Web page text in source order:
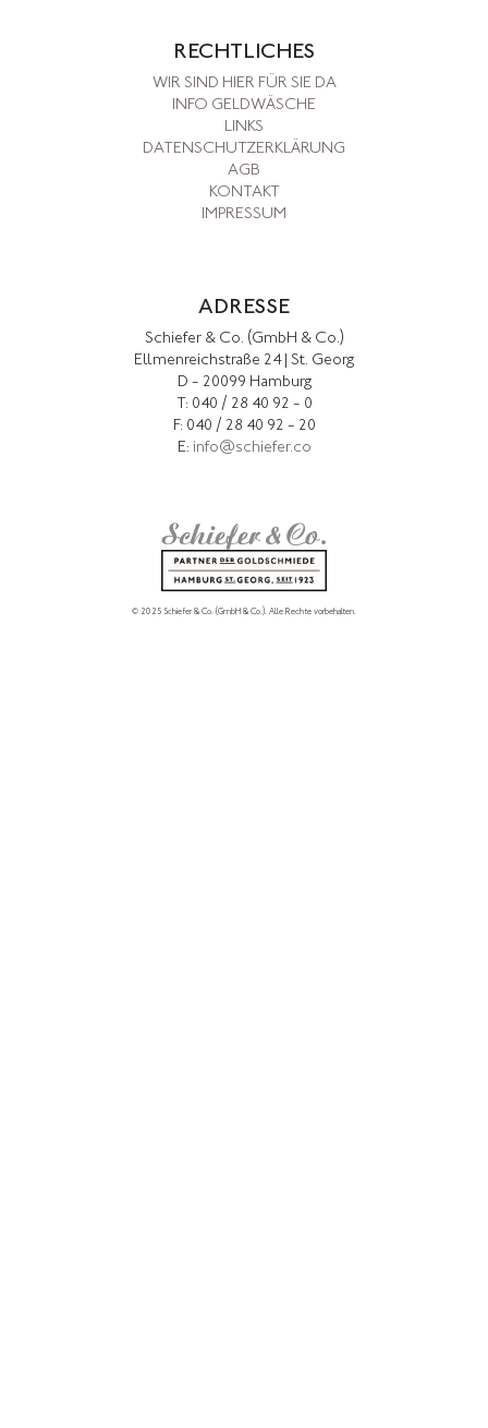
RECHTLICHES
WIR SIND HIER FÜR SIE DA
INFO GELDWÄSCHE
LINKS
DATENSCHUTZERKLÄRUNG
AGB
KONTAKT
IMPRESSUM
ADRESSE
Schiefer & Co. (GmbH & Co.)
Ellmenreichstraße 24 | St. Georg
D - 20099 Hamburg
T: 040 / 28 40 92 - 0
F: 040 / 28 40 92 - 20
E: info@schiefer.co
© 2025 Schiefer & Co. (GmbH & Co.). Alle Rechte vorbehalten.